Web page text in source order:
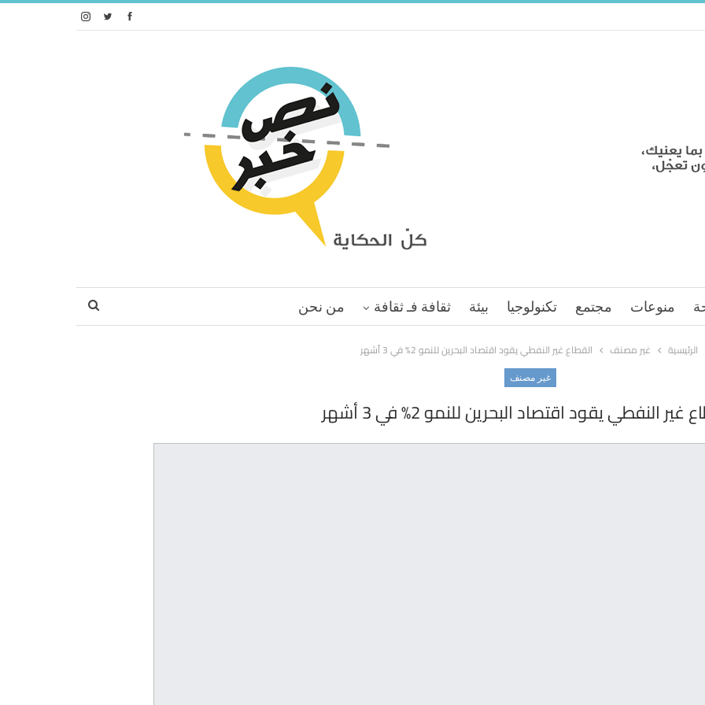
منوعات مجتمع تكنولوجيا بيئة ثقافة فـ ثقافة من نحن
الرئيسية غير مصنف القطاع غير النفطي يقود اقتصاد البحرين للنمو 2% في 3 أشهر
غير مصنف
غير النفطي يقود اقتصاد البحرين للنمو 2% في 3 أشهر